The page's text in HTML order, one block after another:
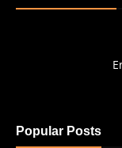
Popular Posts